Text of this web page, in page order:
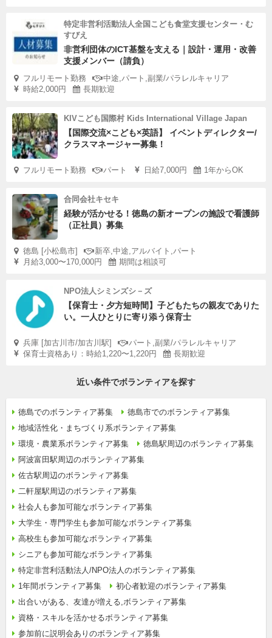
特定非営利活動法人全国こども食堂支援センター・む
すびえ
非営利団体のICT基盤を支える｜設計・運用・改善
支援メンバー（請負）
フルリモート勤務
中途,パート,副業/パラレルキャリア
時給2,000円
長期歓迎
KIVこども国際村 Kids International Village Japan
【国際交流×こども×英語】 イベントディレクター/
クラスマネージャー募集！
フルリモート勤務 パート 日給7,000円 1年からOK
合同会社キセキ
経験が活かせる！徳島の新オープンの施設で看護師
（正社員）募集
徳島 [小松島市]
新卒,中途,アルバイト,パート
月給3,000〜170,000円
期間は相談可
NPO法人シミンズシ－ズ
【保育士・夕方短時間】子どもたちの親友でありた
い。一人ひとりに寄り添う保育士
兵庫 [加古川市/加古川駅]
パート,副業/パラレルキャリア
保育士資格あり：時給1,220〜1,220円
長期歓迎
近い条件でボランティアを探す
徳島でのボランティア募集
徳島市でのボランティア募集
地域活性化・まちづくり系ボランティア募集
環境・農業系ボランティア募集
徳島駅周辺のボランティア募集
阿波富田駅周辺のボランティア募集
佐古駅周辺のボランティア募集
二軒屋駅周辺のボランティア募集
社会人も参加可能なボランティア募集
大学生・専門学生も参加可能なボランティア募集
高校生も参加可能なボランティア募集
シニアも参加可能なボランティア募集
特定非営利活動法人/NPO法人のボランティア募集
1年間ボランティア募集
初心者歓迎のボランティア募集
出合いがある、友達が増える,ボランティア募集
資格・スキルを活かせるボランティア募集
参加前に説明会ありのボランティア募集